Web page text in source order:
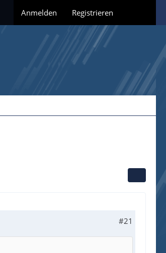
Anmelden Registrieren
#21